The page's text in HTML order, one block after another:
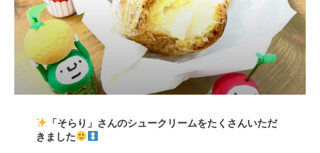
「そらり」さんのシュークリームをたくさんいただ
きました